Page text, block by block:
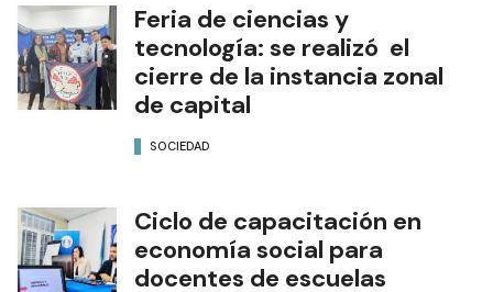
Feria de ciencias y
tecnología: se realizó el
cierre de la instancia zonal
de capital
SOCIEDAD
Ciclo de capacitación en
economía social para
docentes de escuelas